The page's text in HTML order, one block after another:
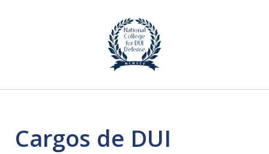
TOP-RATED
Atlanta Criminal Defense
Law Firm
Cargos de DUI